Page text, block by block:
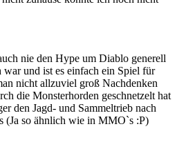
nie den Hype um Diablo generell
war und ist es einfach ein Spiel für
nicht allzuviel groß Nachdenken
die Monsterhorden geschnetzelt hat
den Jagd- und Sammeltrieb nach
(Ja so ähnlich wie in MMO`s :P)